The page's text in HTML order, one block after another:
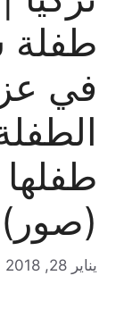
طفلة
في
(صور)
يناير 28, 2018